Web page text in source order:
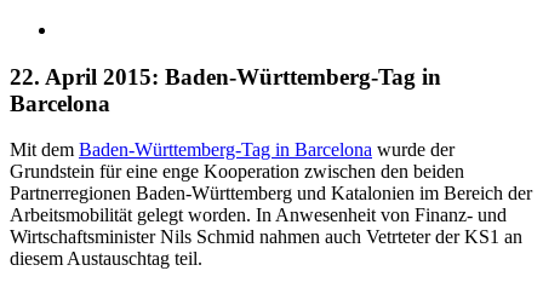
22. April 2015: Baden-Württemberg-Tag in
Barcelona
Mit dem Baden-Württemberg-Tag in Barcelona wurde der
Grundstein für eine enge Kooperation zwischen den beiden
Partnerregionen Baden-Württemberg und Katalonien im Bereich der
Arbeitsmobilität gelegt worden. In Anwesenheit von Finanz- und
Wirtschaftsminister Nils Schmid nahmen auch Vetrteter der KS1 an
diesem Austauschtag teil.